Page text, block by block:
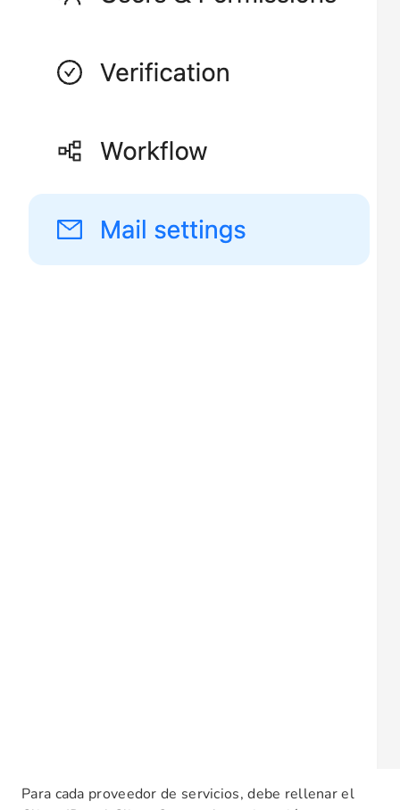
Para cada proveedor de servicios, debe rellenar el